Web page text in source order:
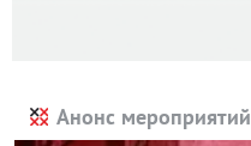
Анонс мероприятий